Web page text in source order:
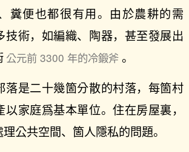
糞便也都很有用。由於農耕的需
技術，如編織、陶器，甚至發展出
公元前 3300 年的冷鍛斧 。
落是二十幾箇分散的村落，每箇村
家庭爲基本單位。住在房屋裏，
公共空間、箇人隱私的問題。